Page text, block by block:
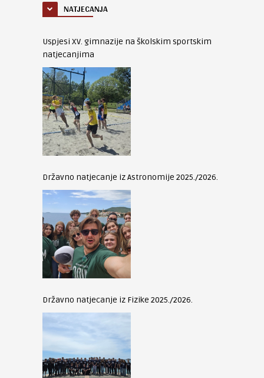
NATJECANJA
Uspjesi XV. gimnazije na školskim sportskim
natjecanjima
Državno natjecanje iz Astronomije 2025./2026.
Državno natjecanje iz Fizike 2025./2026.